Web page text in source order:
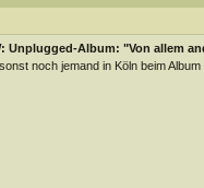
Unplugged-Album: "Von allem
noch jemand in Köln beim